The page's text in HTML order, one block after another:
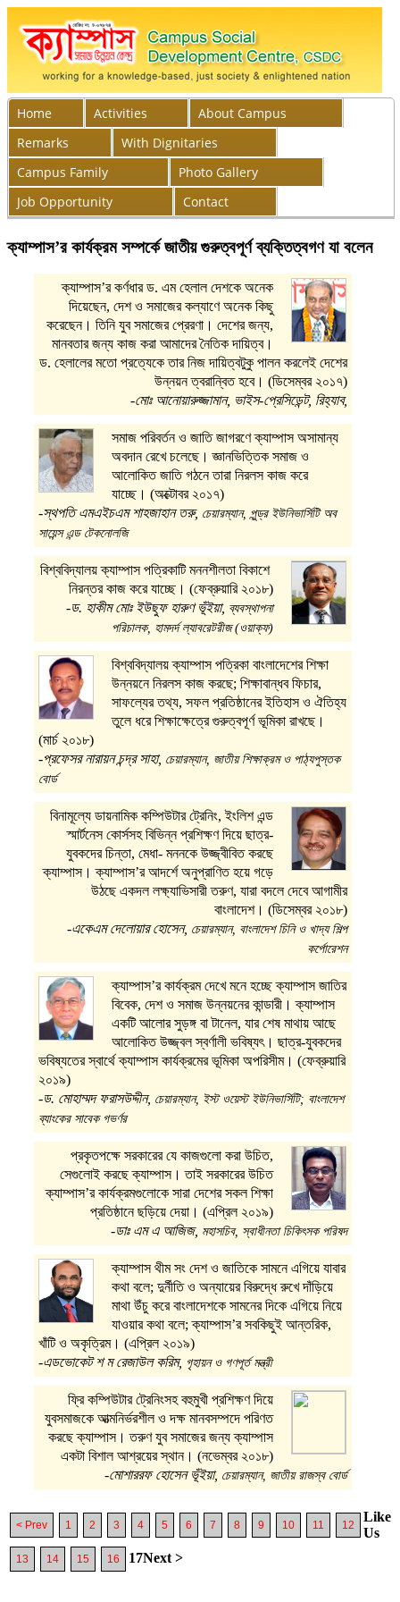
Home Activities
About Campus
Remarks
With Dignitaries
Campus Family
Photo Gallery
Job Opportunity
Contact
ক্যাম্পাস’র কার্যক্রম সম্পর্কে জাতীয় গুরুত্বপূর্ণ ব্যক্তিত্বগণ যা বলেন
ক্যাম্পাস’র কর্ণধার ড. এম হেলাল দেশকে অনেক
দিয়েছেন, দেশ ও সমাজের কল্যাণে অনেক কিছু
করেছেন। তিনি যুব সমাজের প্রেরণা। দেশের জন্য,
মানবতার জন্য কাজ করা আমাদের নৈতিক দায়িত্ব।
ড. হেলালের মতো প্রত্যেকে তার নিজ দায়িত্বটুকু পালন করলেই দেশের
উন্নয়ন ত্বরান্বিত হবে। (ডিসেম্বর ২০১৭)
-মোঃ আনোয়ারুজ্জামান, ভাইস-প্রেসিডেন্ট, রিহ্যাব,
সমাজ পরিবর্তন ও জাতি জাগরণে ক্যাম্পাস অসামান্য
অবদান রেখে চলেছে। জ্ঞানভিত্তিক সমাজ ও
আলোকিত জাতি গঠনে তারা নিরলস কাজ করে
যাচ্ছে। (অক্টোবর ২০১৭)
-স্থপতি এমএইচএম শাহজাহান তরু, চেয়ারম্যান, পুন্ড্র ইউনিভার্সিটি অব
সায়েন্স এন্ড টেকনোলজি
বিশ্ববিদ্যালয় ক্যাম্পাস পত্রিকাটি মননশীলতা বিকাশে
নিরন্তর কাজ করে যাচ্ছে। (ফেব্রুয়ারি ২০১৮)
-ড. হাকীম মোঃ ইউছুফ হারুণ ভূঁইয়া, ব্যবস্থাপনা
পরিচালক, হামদর্দ ল্যাবরেটরীজ (ওয়াক্ফ)
বিশ্ববিদ্যালয় ক্যাম্পাস পত্রিকা বাংলাদেশের শিক্ষা
উন্নয়নে নিরলস কাজ করছে; শিক্ষাবান্ধব ফিচার,
সাফল্যের তথ্য, সফল প্রতিষ্ঠানের ইতিহাস ও ঐতিহ্য
তুলে ধরে শিক্ষাক্ষেত্রে গুরুত্বপূর্ণ ভূমিকা রাখছে।
(মার্চ ২০১৮)
-প্রফেসর নারায়ন চন্দ্র সাহা, চেয়ারম্যান, জাতীয় শিক্ষাক্রম ও পাঠ্যপুস্তক
বোর্ড
বিনামূল্যে ডায়নামিক কম্পিউটার ট্রেনিং, ইংলিশ এন্ড
স্মার্টনেস কোর্সসহ বিভিন্ন প্রশিক্ষণ দিয়ে ছাত্র-
যুবকদের চিন্তা, মেধা- মননকে উজ্জ্বীবিত করছে
ক্যাম্পাস। ক্যাম্পাস’র আদর্শে অনুপ্রাণিত হয়ে গড়ে
উঠছে একদল লক্ষ্যাভিসারী তরুণ, যারা বদলে দেবে আগামীর
বাংলাদেশ। (ডিসেম্বর ২০১৮)
-একেএম দেলোয়ার হোসেন, চেয়ারম্যান, বাংলাদেশ চিনি ও খাদ্য শিল্প
কর্পোরেশন
ক্যাম্পাস’র কার্যক্রম দেখে মনে হচ্ছে ক্যাম্পাস জাতির
বিবেক, দেশ ও সমাজ উন্নয়নের কান্ডারী। ক্যাম্পাস
একটি আলোর সুড়ঙ্গ বা টানেল, যার শেষ মাথায় আছে
আলোকিত উজ্জ্বল স্বর্ণালী ভবিষ্যৎ। ছাত্র-যুবকদের
ভবিষ্যতের স্বার্থে ক্যাম্পাস কার্যক্রমের ভূমিকা অপরিসীম। (ফেব্রুয়ারি
২০১৯)
-ড. মোহাম্মদ ফরাসউদ্দীন, চেয়ারম্যান, ইস্ট ওয়েস্ট ইউনিভার্সিটি; বাংলাদেশ
ব্যাংকের সাবেক গভর্ণর
প্রকৃতপক্ষে সরকারের যে কাজগুলো করা উচিত,
সেগুলোই করছে ক্যাম্পাস। তাই সরকারের উচিত
ক্যাম্পাস’র কার্যক্রমগুলোকে সারা দেশের সকল শিক্ষা
প্রতিষ্ঠানে ছড়িয়ে দেয়া। (এপ্রিল ২০১৯)
-ডাঃ এম এ আজিজ, মহাসচিব, স্বাধীনতা চিকিৎসক পরিষদ
ক্যাম্পাস থীম সং দেশ ও জাতিকে সামনে এগিয়ে যাবার
কথা বলে; দুর্নীতি ও অন্যায়ের বিরুদ্ধে রুখে দাঁড়িয়ে
মাথা উঁচু করে বাংলাদেশকে সামনের দিকে এগিয়ে নিয়ে
যাওয়ার কথা বলে; ক্যাম্পাস’র সবকিছুই আন্তরিক,
খাঁটি ও অকৃত্রিম। (এপ্রিল ২০১৯)
-এডভোকেট শ ম রেজাউল করিম, গৃহায়ন ও গণপূর্ত মন্ত্রী
ফ্রি কম্পিউটার ট্রেনিংসহ বহুমুখী প্রশিক্ষণ দিয়ে
যুবসমাজকে আত্মনির্ভরশীল ও দক্ষ মানবসম্পদে পরিণত
করছে ক্যাম্পাস। তরুণ যুব সমাজের জন্য ক্যাম্পাস
একটা বিশাল আশ্রয়ের স্থান। (নভেম্বর ২০১৮)
-মোশাররফ হোসেন ভূঁইয়া, চেয়ারম্যান, জাতীয় রাজস্ব বোর্ড
< Prev 1 2 3 4 5 6 7 8 9 10 11 12
13 14 15 16 17Next >
Like
Us